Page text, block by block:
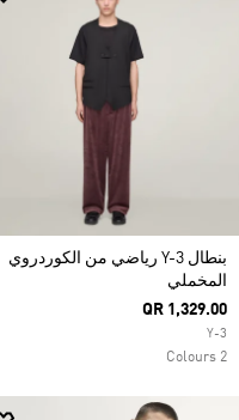
بنطال Y-3 رياضي من الكوردروي
المخملي
QR 1,329.00
Y-3
2 Colours